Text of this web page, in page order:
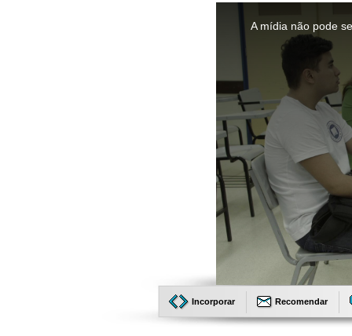
A mídia não pode
Incorporar Recomendar